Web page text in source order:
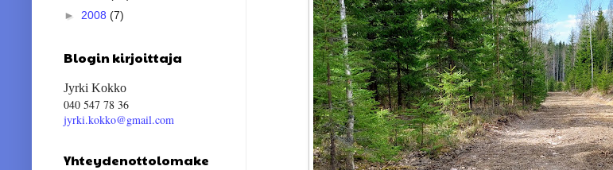
► 2008 (7)
Blogin kirjoittaja
Jyrki Kokko
040 547 78 36
jyrki.kokko@gmail.com
Yhteydenottolomake